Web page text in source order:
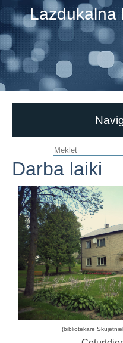
Lazdukalna
PAR
Maksas
Darba laiki
(bibliotekāre